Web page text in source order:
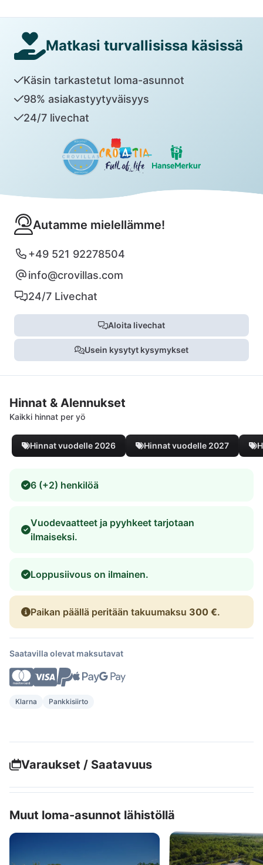
Matkasi turvallisissa käsissä
Käsin tarkastetut loma-asunnot
98% asiakastyytyväisyys
24/7 livechat
Autamme mielellämme!
+49 521 92278504
info@crovillas.com
24/7 Livechat
Aloita livechat
Usein kysytyt kysymykset
Hinnat & Alennukset
Kaikki hinnat per yö
Hinnat vuodelle 2026 Hinnat vuodelle 2027
6 (+2) henkilöä
Vuodevaatteet ja pyyhkeet tarjotaan
ilmaiseksi.
Loppusiivous on ilmainen.
Paikan päällä peritään takuumaksu 300 €.
Saatavilla olevat maksutavat
Klarna Pankkisiirto
Varaukset / Saatavuus
Muut loma-asunnot lähistöllä